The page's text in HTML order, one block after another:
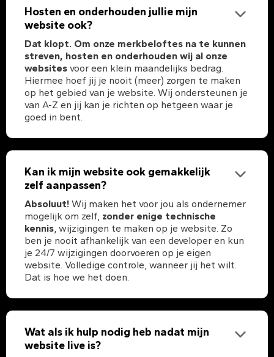
Hosten en onderhouden jullie mijn
website ook?
Dat klopt. Om onze merkbeloftes na te kunnen
streven, hosten en onderhouden wij al onze
websites voor een klein maandelijks bedrag.
Hiermee hoef jij je nooit (meer) zorgen te maken
op het gebied van je website. Wij ondersteunen je
van A-Z en jij kan je richten op hetgeen waar je
goed in bent.
Kan ik mijn website ook gemakkelijk
zelf aanpassen?
Absoluut! Wij maken het voor jou als ondernemer
mogelijk om zelf, zonder enige technische
kennis, wijzigingen te maken op je website. Zo
ben je nooit afhankelijk van een developer en kun
je 24/7 wijzigingen doorvoeren op je eigen
website. Volledige controle, wanneer jij het wilt.
Dat is hoe we het doen.
Wat als ik hulp nodig heb nadat mijn
website live is?